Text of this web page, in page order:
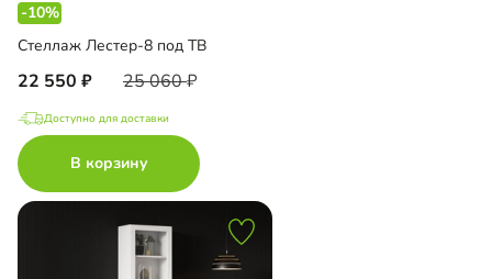
-10%
Стеллаж Лестер-8 под ТВ
22 550 25 060
Доступно для доставки
В корзину